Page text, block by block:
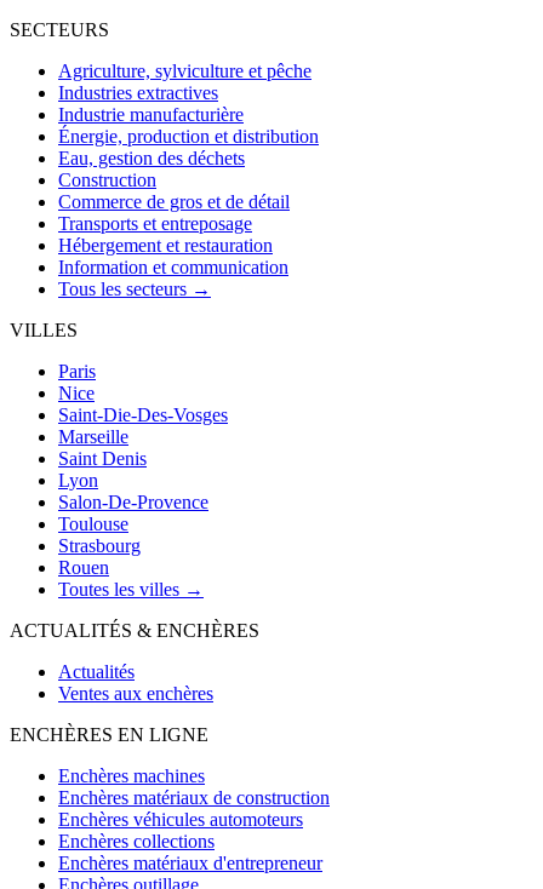
SECTEURS
Agriculture, sylviculture et pêche
Industries extractives
Industrie manufacturière
Énergie, production et distribution
Eau, gestion des déchets
Construction
Commerce de gros et de détail
Transports et entreposage
Hébergement et restauration
Information et communication
Tous les secteurs →
VILLES
Paris
Nice
Saint-Die-Des-Vosges
Marseille
Saint Denis
Lyon
Salon-De-Provence
Toulouse
Strasbourg
Rouen
Toutes les villes →
ACTUALITÉS & ENCHÈRES
Actualités
Ventes aux enchères
ENCHÈRES EN LIGNE
Enchères machines
Enchères matériaux de construction
Enchères véhicules automoteurs
Enchères collections
Enchères matériaux d'entrepreneur
Enchères outillage